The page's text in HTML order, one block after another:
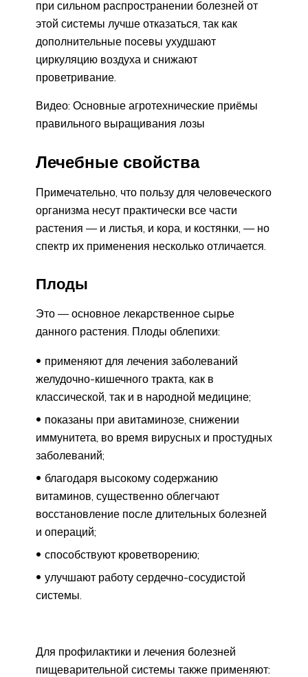
при сильном распространении болезней от
этой системы лучше отказаться, так как
дополнительные посевы ухудшают
циркуляцию воздуха и снижают
проветривание.
Видео: Основные агротехнические приёмы
правильного выращивания лозы
Лечебные свойства
Примечательно, что пользу для человеческого
организма несут практически все части
растения — и листья, и кора, и костянки, — но
спектр их применения несколько отличается.
Плоды
Это — основное лекарственное сырье
данного растения. Плоды облепихи:
применяют для лечения заболеваний
желудочно-кишечного тракта, как в
классической, так и в народной медицине;
показаны при авитаминозе, снижении
иммунитета, во время вирусных и простудных
заболеваний;
благодаря высокому содержанию
витаминов, существенно облегчают
восстановление после длительных болезней
и операций;
способствуют кроветворению;
улучшают работу сердечно-сосудистой
системы.
Для профилактики и лечения болезней
пищеварительной системы также применяют: